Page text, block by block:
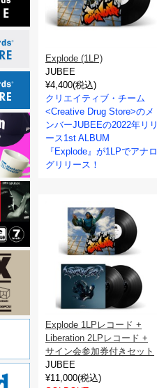
Explode (1LP)
JUBEE
¥4,400(税込)
クリエイティブ・チーム
<Creative Drug Store>のメ
ンバーJUBEEの2022年リリ
ース1st ALBUM
『Explode』が1LPでアナロ
グリリース！
Explode 1LPレコード +
Liberation 2LPレコード +
サイン会参加券付きセット
JUBEE
¥11,000(税込)